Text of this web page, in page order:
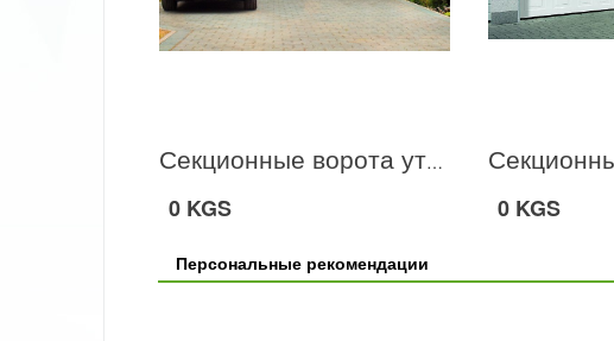
Секционные ворота утепленные гофрированные
0 KGS 0 KGS
Персональные рекомендации